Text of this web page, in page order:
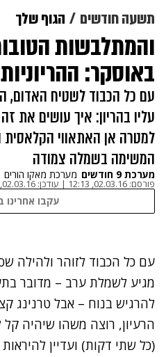
תשעה חודשים הגוף שלך
והמתלבשות
באוסקר: ההריוניות
עם כל הכבוד לשטיח האדום,
עליו בהריון: איך עושים את
למטרה אן האתאווי הקלאסית
המשימה בשמלה צמודה
מערכת 9 חודשים מערכת מאקו הורים
פורסם: 02.03.16, 12:13
| עודכן: 02.03.16, 12:13
עקבו אחרינו
עם כל הכבוד לזוהר ולהילה
מגיע לשמלת ערב – מדובר
להרגיש בנוח – אבל טרנינג
הרעיון, רוצה משהו שיהיה
(כל שתי דקות) ועדיין